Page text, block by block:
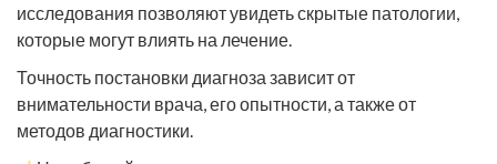
исследования позволяют увидеть скрытые патологии,
которые могут влиять на лечение.
Точность постановки диагноза зависит от
внимательности врача, его опытности, а также от
методов диагностики.